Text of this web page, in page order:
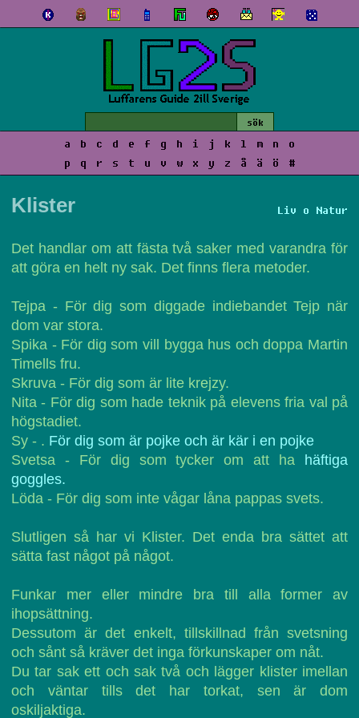
a b c d e f g h i j k l m n
o
p
q r s t u v w x y z å ä ö #
Liv o Natur
Klister
Det handlar om att fästa två saker med varandra för
att göra en helt ny sak. Det finns flera metoder.
Tejpa - För dig som diggade indiebandet Tejp när
dom var stora.
Spika - För dig som vill bygga hus och doppa Martin
Timells fru.
Skruva - För dig som är lite krejzy.
Nita - För dig som hade teknik på elevens fria val på
högstadiet.
Sy - . För dig som är pojke och är kär i en pojke
Svetsa - För dig som tycker om att ha häftiga
goggles.
Löda - För dig som inte vågar låna pappas svets.
Slutligen så har vi Klister. Det enda bra sättet att
sätta fast något på något.
Funkar mer eller mindre bra till alla former av
ihopsättning.
Dessutom är det enkelt, tillskillnad från svetsning
och sånt så kräver det inga förkunskaper om nåt.
Du tar sak ett och sak två och lägger klister imellan
och väntar tills det har torkat, sen är dom
oskiljaktiga.